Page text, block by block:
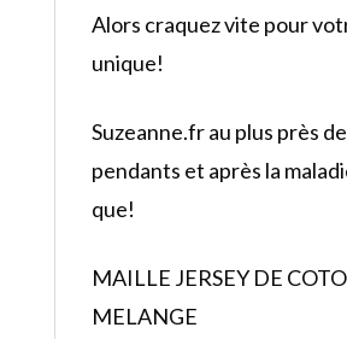
Alors craquez vite pour
unique!
Suzeanne.fr au plus près
pendants et après la
que!
MAILLE JERSEY DE
MELANGE